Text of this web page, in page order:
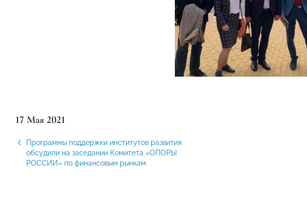
17 Мая 2021
Программы поддержки институтов развития
обсудили на заседании Комитета «ОПОРЫ
РОССИИ» по финансовым рынкам